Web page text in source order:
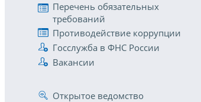
Перечень обязательных
требований
Противодействие коррупции
Госслужба в ФНС России
Вакансии
Открытое ведомство